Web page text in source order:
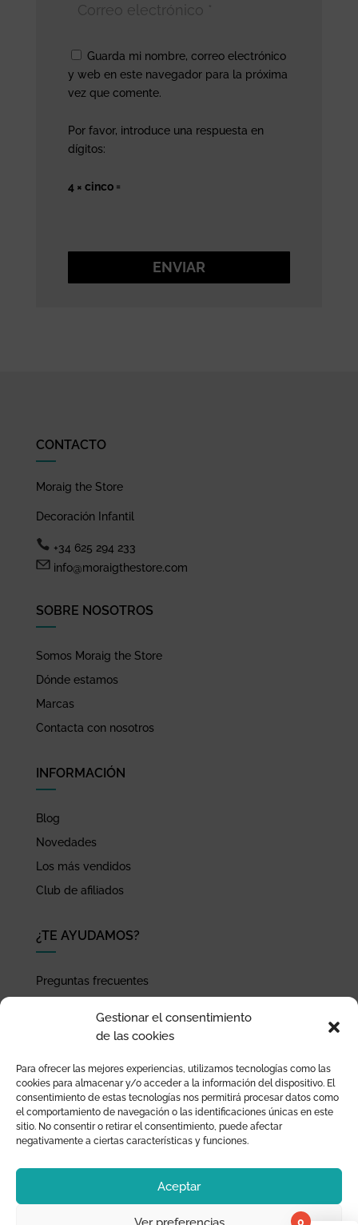
Gestionar el consentimiento
de las cookies
Para ofrecer las mejores experiencias, utilizamos tecnologías como las
cookies para almacenar y/o acceder a la información del dispositivo. El
consentimiento de estas tecnologías nos permitirá procesar datos como
el comportamiento de navegación o las identificaciones únicas en este
sitio. No consentir o retirar el consentimiento, puede afectar
negativamente a ciertas características y funciones.
Aceptar
Guarda mi nombre, correo electrónico
y web en este navegador para la próxima
vez que comente.
Por favor, introduce una respuesta en
dígitos:
4 × cinco =
ENVIAR
CONTACTO
Moraig the Store
Decoración Infantil
+34 625 294 233
info@moraigthestore.com
SOBRE NOSOTROS
Somos Moraig the Store
Dónde estamos
Marcas
Contacta con nosotros
INFORMACIÓN
Blog
Novedades
Los más vendidos
Club de afiliados
¿TE AYUDAMOS?
Preguntas frecuentes
Pago seguro
Devoluciones y garantía
0